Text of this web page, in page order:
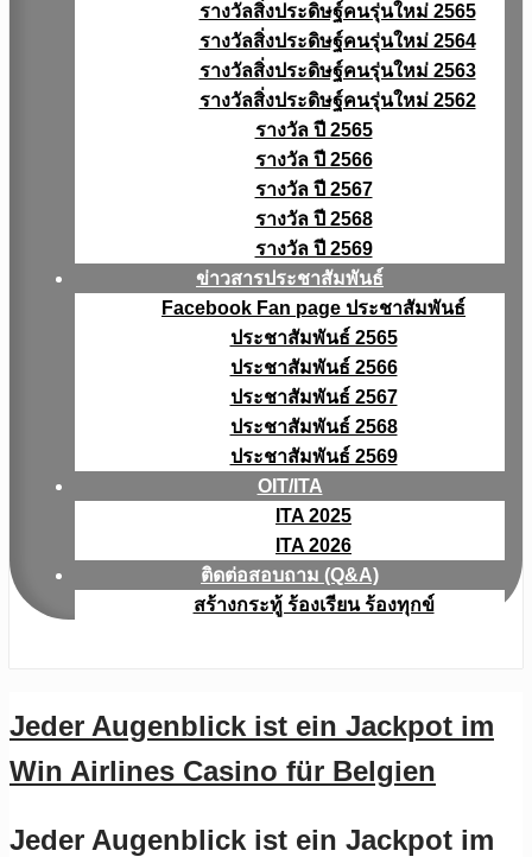
รางวัลสิ่งประดิษฐ์คนรุ่นใหม่ 2565
รางวัลสิ่งประดิษฐ์คนรุ่นใหม่ 2564
รางวัลสิ่งประดิษฐ์คนรุ่นใหม่ 2563
รางวัลสิ่งประดิษฐ์คนรุ่นใหม่ 2562
รางวัล ปี 2565
รางวัล ปี 2566
รางวัล ปี 2567
รางวัล ปี 2568
รางวัล ปี 2569
ข่าวสารประชาสัมพันธ์
Facebook Fan page ประชาสัมพันธ์
ประชาสัมพันธ์ 2565
ประชาสัมพันธ์ 2566
ประชาสัมพันธ์ 2567
ประชาสัมพันธ์ 2568
ประชาสัมพันธ์ 2569
OIT/ITA
ITA 2025
ITA 2026
ติดต่อสอบถาม (Q&A)
สร้างกระทู้ ร้องเรียน ร้องทุกข์
Jeder Augenblick ist ein Jackpot im
Win Airlines Casino für Belgien
Jeder Augenblick ist ein Jackpot im